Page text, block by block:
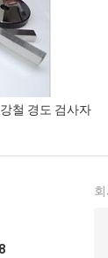
강철 경도 검사자